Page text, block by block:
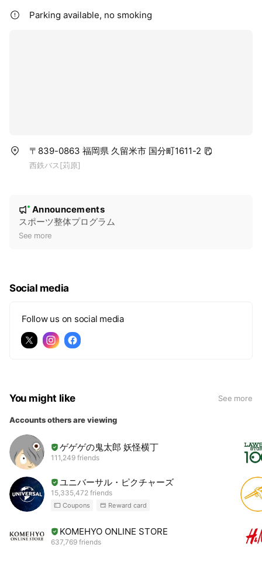
Parking available, no smoking
〒839-0863 福岡県 久留米市 国分町1611-2
西鉄バス[苅原]
e
New
Announcements
スポーツ整体プログラム
See more
Social media
Follow us on social media
You might like See more
Accounts others are viewing
ゲゲゲの鬼太郎 妖怪横丁
111,249 friends
ユニバーサル・ピクチャーズ
15,335,472 friends
Coupons Reward card
KOMEHYO ONLINE STORE
637,769 friends